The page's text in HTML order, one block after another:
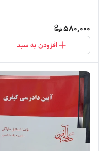
580,000
افزودن به سبد